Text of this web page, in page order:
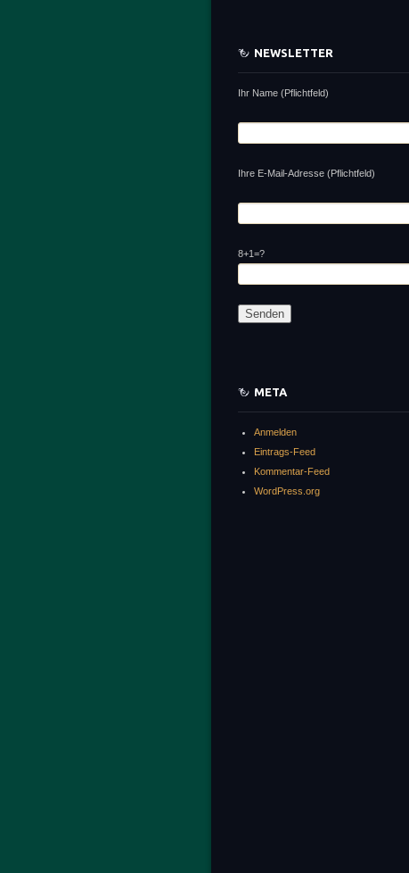
NEWSLETTER
Ihr Name (Pflichtfeld)
Ihre E-Mail-Adresse (Pflichtfeld)
8+1=?
META
Anmelden
Eintrags-Feed
Kommentar-Feed
WordPress.org